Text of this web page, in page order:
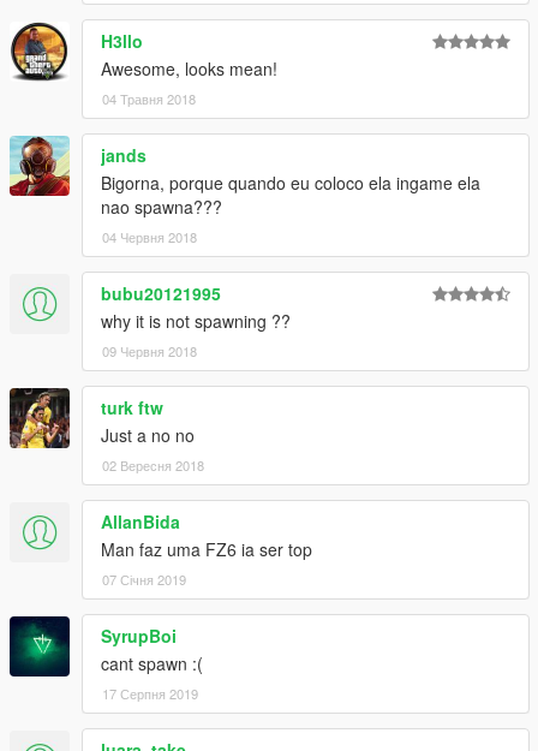
H3llo
Awesome, looks mean!
04 Травня 2018
jands
Bigorna, porque quando eu coloco ela ingame ela
nao spawna???
04 Червня 2018
bubu20121995
why it is not spawning ??
09 Червня 2018
turk ftw
Just a no no
02 Вересня 2018
AllanBida
Man faz uma FZ6 ia ser top
07 Січня 2019
SyrupBoi
cant spawn :(
17 Серпня 2019